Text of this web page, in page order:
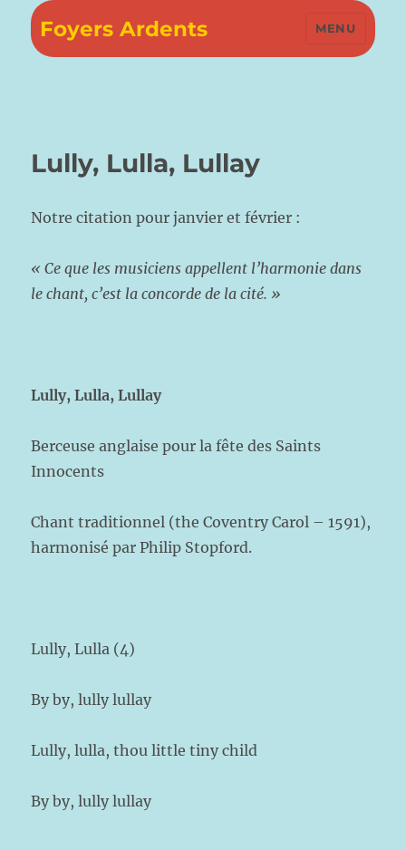
Foyers Ardents MENU
Lully, Lulla, Lullay
Notre citation pour janvier et février :
« Ce que les musiciens appellent l’harmonie dans
le chant, c’est la concorde de la cité. »
Lully, Lulla, Lullay
Berceuse anglaise pour la fête des Saints
Innocents
Chant traditionnel (the Coventry Carol – 1591),
harmonisé par Philip Stopford.
Lully, Lulla (4)
By by, lully lullay
Lully, lulla, thou little tiny child
By by, lully lullay